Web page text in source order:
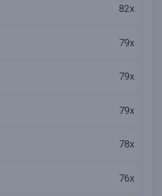
82x
79x
79x
79x
78x
76x